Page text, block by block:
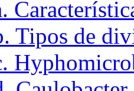
Tipos de